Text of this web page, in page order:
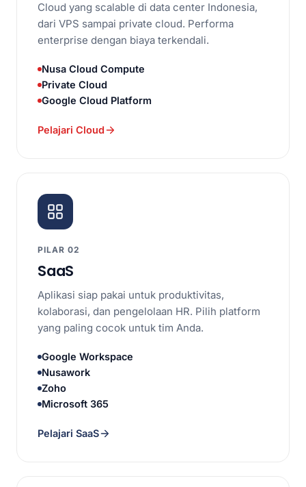
Cloud yang scalable di data center Indonesia,
dari VPS sampai private cloud. Performa
enterprise dengan biaya terkendali.
Nusa Cloud Compute
Private Cloud
Google Cloud Platform
Pelajari Cloud
PILAR 02
SaaS
Aplikasi siap pakai untuk produktivitas,
kolaborasi, dan pengelolaan HR. Pilih platform
yang paling cocok untuk tim Anda.
Google Workspace
Nusawork
Zoho
Microsoft 365
Pelajari SaaS